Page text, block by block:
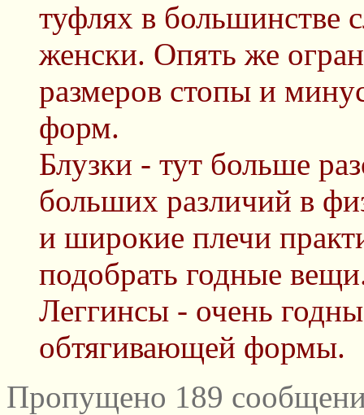
туфлях в большинстве
женски. Опять же
размеров стопы и
форм.
Блузки - тут больше
больших различий в
и широкие плечи
подобрать годные
Леггинсы - очень
обтягивающей формы.
Пропущено 189